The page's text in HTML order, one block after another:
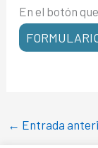
En el botón
← Entrada